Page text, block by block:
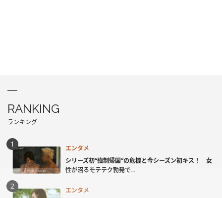
RANKING
ランキング
エンタメ
シリーズ初“強制帰国”の危機と今シーズン初キス！ 女
性が沼るモテテク勃発で...
エンタメ